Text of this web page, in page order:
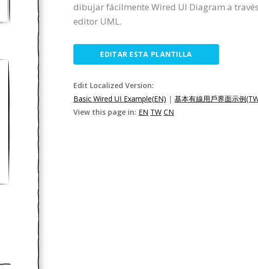
dibujar fácilmente Wired UI Diagram a
editor UML.
EDITAR ESTA PLANTILLA
Edit Localized Version:
Basic Wired UI Example(EN) | 基本有線用戶界面示例
View this page in: EN TW CN